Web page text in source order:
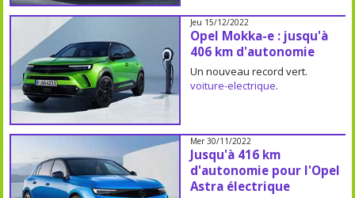
Jeu 15/12/2022
Opel Mokka-e : jusqu'à
406 km d'autonomie
Un nouveau record vert.
voiture-electrique.
Mer 30/11/2022
Jusqu'à 416 km
d'autonomie pour l'Opel
Astra électrique